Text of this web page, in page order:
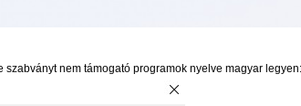
nem támogató programok nyelve magyar legyen: